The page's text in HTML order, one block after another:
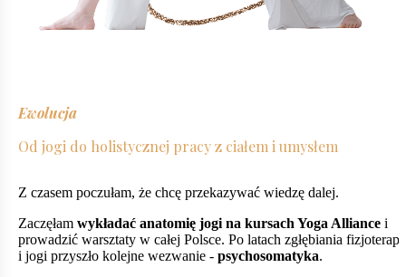
Ewolucja
Od jogi do holistycznej pracy z ciałem i umysłem
Z czasem poczułam, że chcę przekazywać wiedzę dalej.
Zaczęłam wykładać anatomię jogi na kursach Yoga Alliance i
prowadzić warsztaty w całej Polsce. Po latach zgłębiania fizjoterapii
i jogi przyszło kolejne wezwanie - psychosomatyka.